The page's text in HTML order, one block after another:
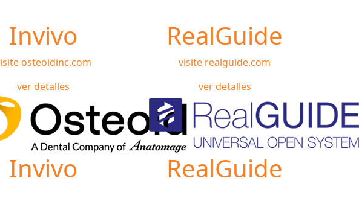
Invivo
osteoidinc.com
ver detalles
Invivo
RealGuide
visite realguide.com
ver detalles
RealGuide